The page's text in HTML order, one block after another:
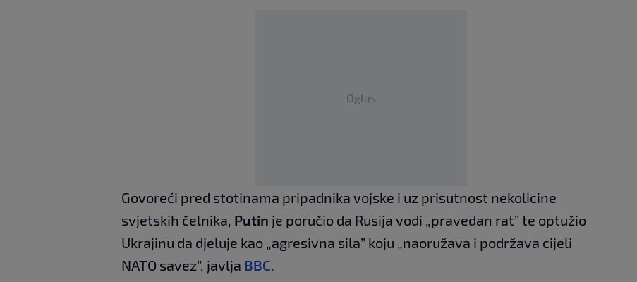
Oglas
Govoreći pred stotinama pripadnika vojske i uz prisutnost nekolicine
svjetskih čelnika, Putin je poručio da Rusija vodi „pravedan rat” te optužio
Ukrajinu da djeluje kao „agresivna sila” koju „naoružava i podržava cijeli
NATO savez”, javlja BBC.